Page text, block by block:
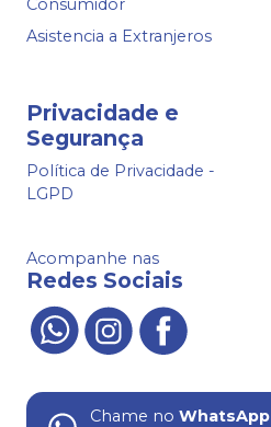
Consumidor
Asistencia a Extranjeros
Privacidade e
Segurança
Política de Privacidade -
LGPD
Acompanhe nas
Redes Sociais
Chame no WhatsApp